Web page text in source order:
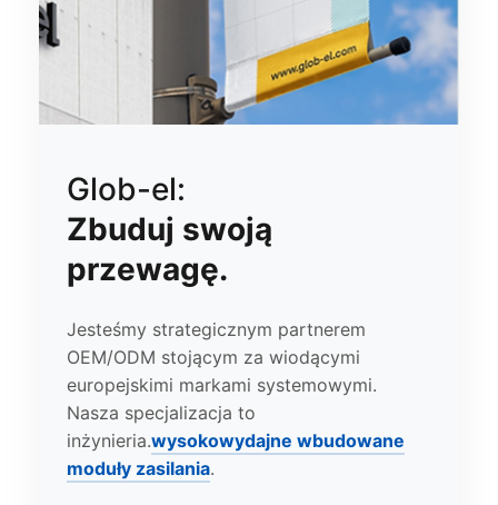
Glob-el:
Zbuduj swoją
przewagę.
Jesteśmy strategicznym partnerem
OEM/ODM stojącym za wiodącymi
europejskimi markami systemowymi.
Nasza specjalizacja to
inżynieria.wysokowydajne wbudowane
moduły zasilania.